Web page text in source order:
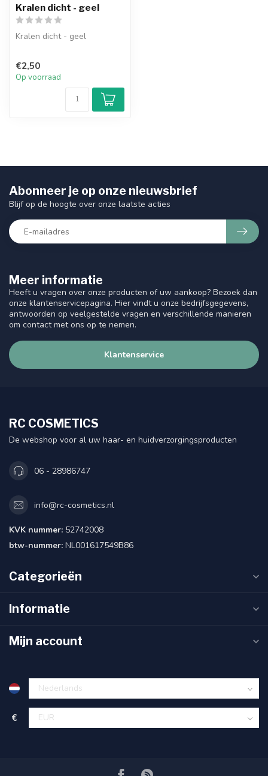
Kralen dicht - geel
Kralen dicht - geel
€2,50
Op voorraad
Meer informatie
Heeft u vragen over onze producten of uw aankoop? Bezoek dan
onze klantenservicepagina. Hier vindt u onze bedrijfsgegevens,
antwoorden op veelgestelde vragen en verschillende manieren
om contact met ons op te nemen.
Klantenservice
Abonneer je op onze nieuwsbrief
Blijf op de hoogte over onze laatste acties
RC COSMETICS
De webshop voor al uw haar- en huidverzorgingsproducten
06 - 28986747
info@rc-cosmetics.nl
KVK nummer: 52742008
btw-nummer: NL001617549B86
Categorieën
Informatie
Mijn account
€